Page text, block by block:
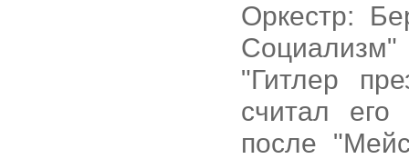
Оркестр:
"Гитлер
считал
после